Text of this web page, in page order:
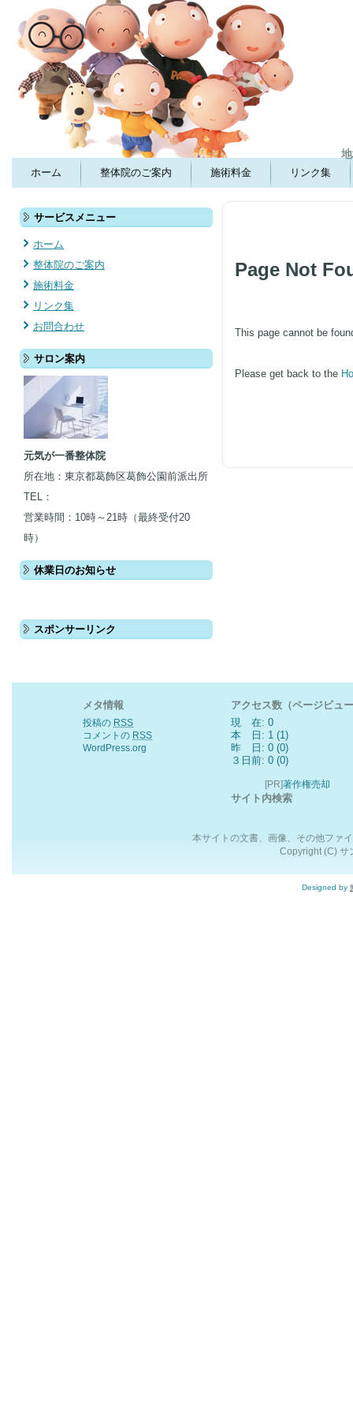
ホーム 整体院のご案内 施術料金 リンク集
サービスメニュー
ホーム
整体院のご案内
施術料金
リンク集
お問合わせ
サロン案内
元気が一番整体院
所在地：東京都葛飾区葛飾公園前派出所
TEL：
営業時間：10時～21時（最終受付20
時）
休業日のお知らせ
スポンサーリンク
Page Not
This page cannot be
Please get back to the
メタ情報
投稿の RSS
コメントの RSS
WordPress.org
アクセス数（ページビュ
現 在: 0
本 日: 1 (1)
昨 日: 0 (0)
３日前: 0 (0)
[PR]著作権売却
サイト内検索
本サイトの文書、画像、その他ファ
Copyright (C) サ
Designed by